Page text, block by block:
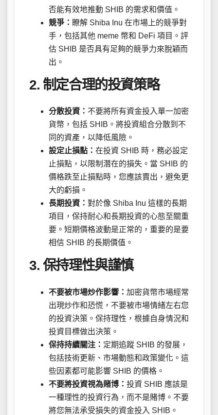
否能有效地推動 SHIB 的需求和價值。
競爭： 瞭解 Shiba Inu 在市場上的競爭對
手，包括其他 meme 幣和 DeFi 項目。評
估 SHIB 是否具有足夠的競爭力來脫穎而
出。
2. 制定合理的投資策略
分散投資： 不要將所有資金投入單一加密
貨幣，包括 SHIB。將投資組合分散到不
同的資產，以降低風險。
設定止損點： 在投資 SHIB 時，務必設定
止損點，以限制潛在的損失。當 SHIB 的
價格跌至止損點時，您應該賣出，避免更
大的虧損。
長期投資： 對於像 Shiba Inu 這樣的長期
項目，保持耐心和長期投資的心態至關重
要。短期價格波動是正常的，重要的是要
相信 SHIB 的長期價值。
3. 保持理性與謹慎
不要被市場炒作影響： 加密貨幣市場經常
出現炒作和恐慌，不要被市場情緒左右您
的投資決策。保持理性，根據自身情況和
投資目標做出決策。
保持持續關注： 定期追蹤 SHIB 的發展，
包括技術更新、市場動態和政策變化。這
些因素都可能影響 SHIB 的價格。
不要將投資視為賭博： 投資 SHIB 應該是
一種理性的投資行為，而不是賭博。不要
將您無法承受損失的資金投入 SHIB。